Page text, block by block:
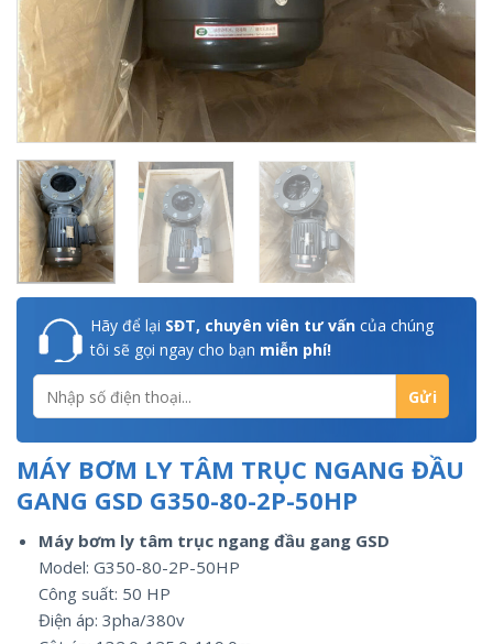
Hãy để lại SĐT, chuyên viên tư vấn của chúng
tôi sẽ gọi ngay cho bạn miễn phí!
MÁY BƠM LY TÂM TRỤC NGANG ĐẦU
GANG GSD G350-80-2P-50HP
Máy bơm ly tâm trục ngang đầu gang GSD
Model: G350-80-2P-50HP
Công suất: 50 HP
Điện áp: 3pha/380v